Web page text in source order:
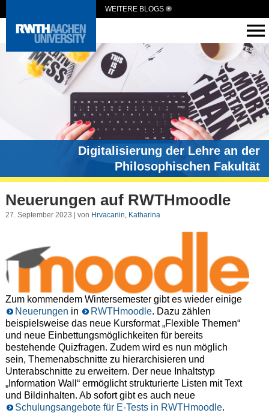
WEITERE BLOGS
Digitalisierung der Lehre an der
Philosophischen Fakultät
Neuerungen auf RWTHmoodle
27. September 2023 | von Hrvacanin, Katharina
Zum kommendem Wintersemester gibt es wieder einige
Neuerungen in RWTHmoodle. Dazu zählen
beispielsweise das neue Kursformat „Flexible Themen“
und neue Einbettungsmöglichkeiten für bereits
bestehende Quizfragen. Zudem wird es nun möglich
sein, Themenabschnitte zu hierarchisieren und
Unterabschnitte zu erweitern. Der neue Inhaltstyp
„Information Wall“ ermöglicht strukturierte Listen mit Text
und Bildinhalten. Ab sofort gibt es auch neue
Schulungsangebote für E-Tests in RWTHmoodle.